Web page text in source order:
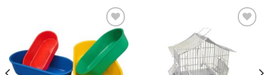
Añadir
a la
lista de